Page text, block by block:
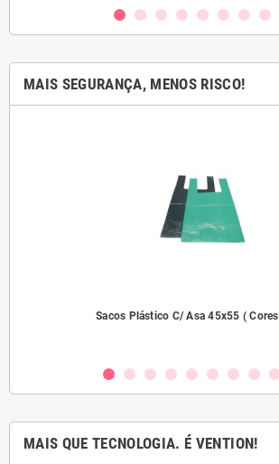
MAIS SEGURANÇA, MENOS RISCO!
Sacos Plástico C/ Asa 45x55 (
MAIS QUE TECNOLOGIA. É VENTION!